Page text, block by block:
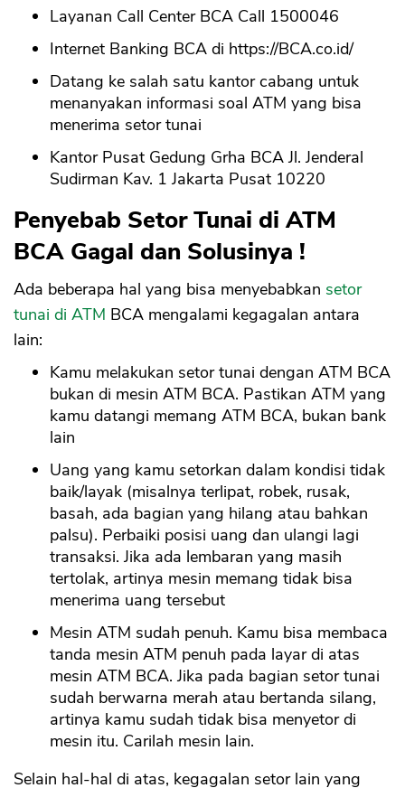
Layanan Call Center BCA Call 1500046
Internet Banking BCA di https://BCA.co.id/
Datang ke salah satu kantor cabang untuk
menanyakan informasi soal ATM yang bisa
menerima setor tunai
Kantor Pusat Gedung Grha BCA Jl. Jenderal
Sudirman Kav. 1 Jakarta Pusat 10220
Penyebab Setor Tunai di ATM
BCA Gagal dan Solusinya !
Ada beberapa hal yang bisa menyebabkan setor
tunai di ATM BCA mengalami kegagalan antara
lain:
Kamu melakukan setor tunai dengan ATM BCA
bukan di mesin ATM BCA. Pastikan ATM yang
kamu datangi memang ATM BCA, bukan bank
lain
Uang yang kamu setorkan dalam kondisi tidak
baik/layak (misalnya terlipat, robek, rusak,
basah, ada bagian yang hilang atau bahkan
palsu). Perbaiki posisi uang dan ulangi lagi
transaksi. Jika ada lembaran yang masih
tertolak, artinya mesin memang tidak bisa
menerima uang tersebut
Mesin ATM sudah penuh. Kamu bisa membaca
tanda mesin ATM penuh pada layar di atas
mesin ATM BCA. Jika pada bagian setor tunai
sudah berwarna merah atau bertanda silang,
artinya kamu sudah tidak bisa menyetor di
mesin itu. Carilah mesin lain.
Selain hal-hal di atas, kegagalan setor lain yang
OK
CANCEL